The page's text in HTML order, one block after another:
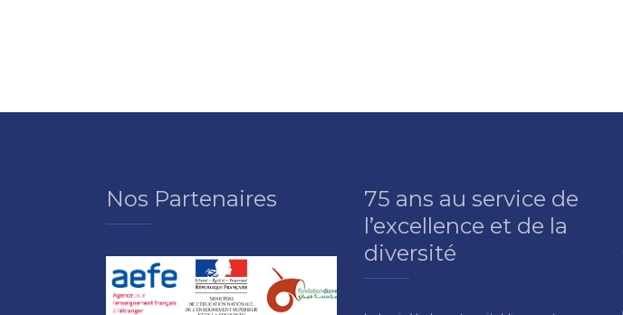
Nos Partenaires
75 ans au service de
l’excellence et de la
diversité